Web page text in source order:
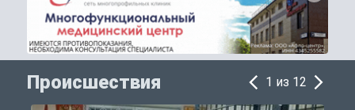
Происшествия 1 из 12